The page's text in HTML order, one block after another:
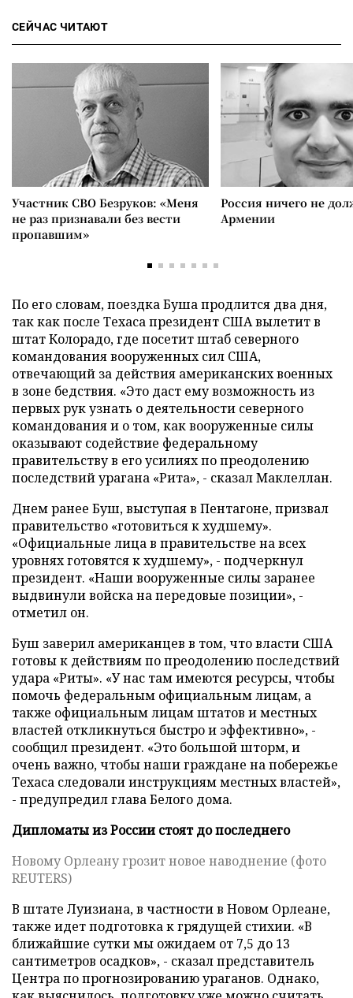
СЕЙЧАС ЧИТАЮТ
Участник СВО Безруков: «Меня
не раз признавали без вести
пропавшим»
Россия ничего не
Армении
По его словам, поездка Буша продлится два дня,
так как после Техаса президент США вылетит в
штат Колорадо, где посетит штаб северного
командования вооруженных сил США,
отвечающий за действия американских военных
в зоне бедствия. «Это даст ему возможность из
первых рук узнать о деятельности северного
командования и о том, как вооруженные силы
оказывают содействие федеральному
правительству в его усилиях по преодолению
последствий урагана «Рита», - сказал Маклеллан.
Днем ранее Буш, выступая в Пентагоне, призвал
правительство «готовиться к худшему».
«Официальные лица в правительстве на всех
уровнях готовятся к худшему», - подчеркнул
президент. «Наши вооруженные силы заранее
выдвинули войска на передовые позиции», -
отметил он.
Буш заверил американцев в том, что власти США
готовы к действиям по преодолению последствий
удара «Риты». «У нас там имеются ресурсы, чтобы
помочь федеральным официальным лицам, а
также официальным лицам штатов и местных
властей откликнуться быстро и эффективно», -
сообщил президент. «Это большой шторм, и
очень важно, чтобы наши граждане на побережье
Техаса следовали инструкциям местных властей»,
- предупредил глава Белого дома.
Дипломаты из России стоят до последнего
Новому Орлеану грозит новое наводнение (фото
REUTERS)
В штате Луизиана, в частности в Новом Орлеане,
также идет подготовка к грядущей стихии. «В
ближайшие сутки мы ожидаем от 7,5 до 13
сантиметров осадков», - сказал представитель
Центра по прогнозированию ураганов. Однако,